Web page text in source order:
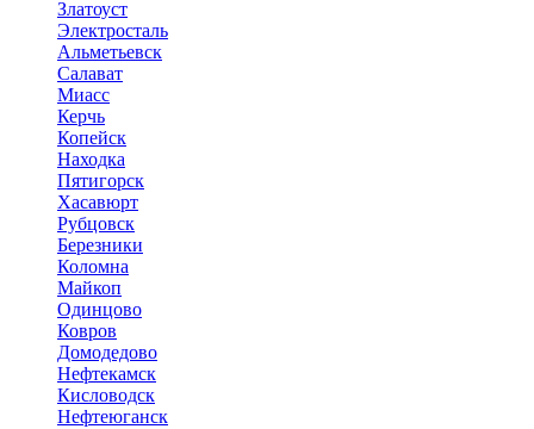
Златоуст
Электросталь
Альметьевск
Салават
Миасс
Керчь
Копейск
Находка
Пятигорск
Хасавюрт
Рубцовск
Березники
Коломна
Майкоп
Одинцово
Ковров
Домодедово
Нефтекамск
Кисловодск
Нефтеюганск